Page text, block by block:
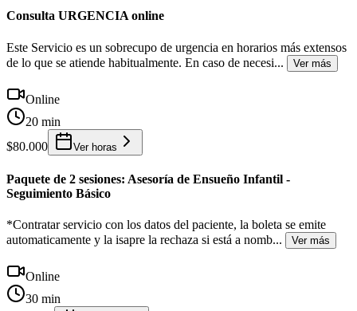
Consulta URGENCIA online
Este Servicio es un sobrecupo de urgencia en horarios más extensos
de lo que se atiende habitualmente. En caso de necesi... Ver más
Online
20 min
$80.000
Ver horas
Paquete de 2 sesiones: Asesoría de Ensueño Infantil -
Seguimiento Básico
*Contratar servicio con los datos del paciente, la boleta se emite
automaticamente y la isapre la rechaza si está a nomb... Ver más
Online
30 min